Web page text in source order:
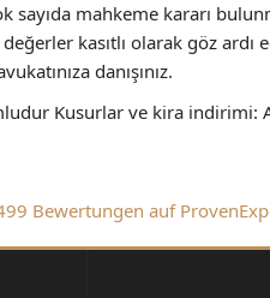
mahkeme kararı
kasıtlı olarak göz
danışınız.
Kusurlar ve kira
Bewertungen auf